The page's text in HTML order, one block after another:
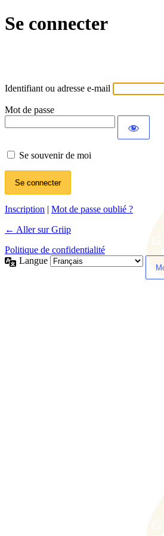
Se connecter
Identifiant ou adresse e-mail
Mot de passe
Se souvenir de moi
Inscription | Mot de passe oublié ?
← Aller sur Griip
Politique de confidentialité
Langue